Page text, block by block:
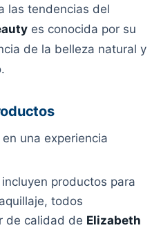
las tendencias del
es conocida por su
de la belleza natural y
una experiencia
productos para
todos
de calidad de Elizabeth